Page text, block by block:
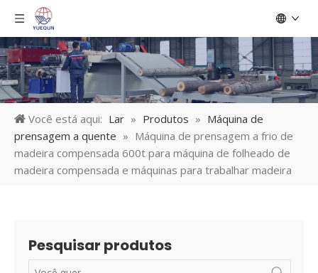
Você está aqui: Lar » Produtos » Máquina de
prensagem a quente » Máquina de prensagem a frio de
madeira compensada 600t para máquina de folheado de
madeira compensada e máquinas para trabalhar madeira
Pesquisar produtos